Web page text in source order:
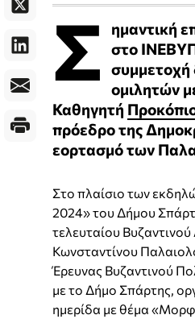
Σ
ημαντική
στο
συμμετοχή
ομιλητών
Καθηγητή
πρόεδρο της
εορτασμό των
Στο πλαίσιο των
2024» του Δήμου
τελευταίου
Κωνσταντίνου
Έρευνας Βυζαντινού
με το Δήμο Σπάρτης,
ημερίδα με θέμα